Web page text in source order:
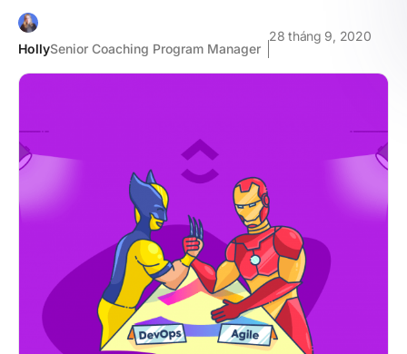
HollySenior Coaching Program Manager
28 tháng 9, 2020